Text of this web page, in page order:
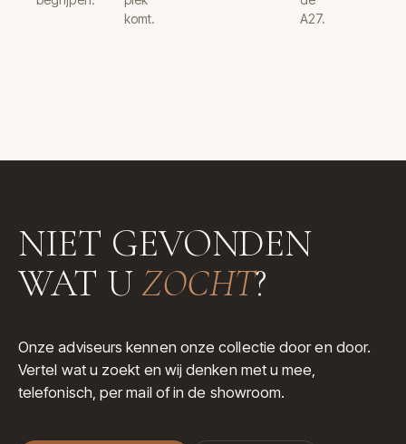
komt.
A27.
NIET GEVONDEN
WAT UZOCHT?
Onze adviseurs kennen onze collectie door en door.
Vertel wat u zoekt en wij denken met u mee,
telefonisch, per mail of in de showroom.